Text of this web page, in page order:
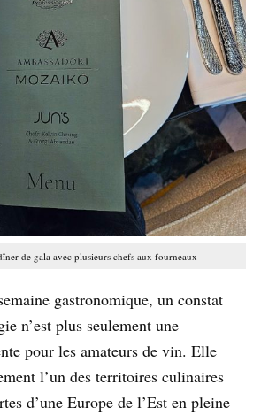
de gala avec plusieurs chefs aux fourneaux
gastronomique, un constat
n’est plus seulement une
pour les amateurs de vin. Elle
l’un des territoires culinaires
d’une Europe de l’Est en pleine